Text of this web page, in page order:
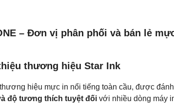
pro
M102/
chép)
số
– Đơn vị phân phối và bán lẻ
thương hiệu Star Ink
thương hiệu mực in nổi tiếng toàn cầu, được
độ tương thích tuyệt đối với nhiều dòng máy